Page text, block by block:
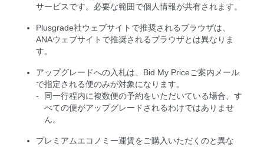
サービスです。必要な範囲で個人情報が共有されます。
Plusgrade社ウェブサイトで推奨されるブラウザは、
ANAウェブサイトで推奨されるブラウザとは異なりま
す。
アップグレードへの入札は、Bid My Priceご案内メール
で指定される便のみが対象になります。
同一行程内に複数便の予約をいただいている場合、す
べての便がアップグレードされるわけではありませ
ん。
プレミアムエコノミー運賃をご購入いただくのと異な